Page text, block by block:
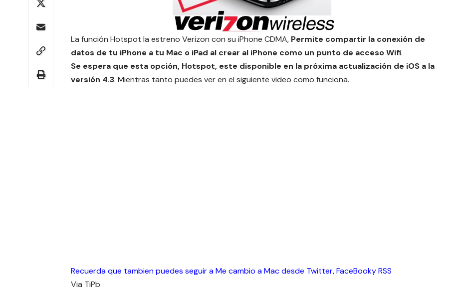
La función Hotspot la estreno Verizon con su iPhone CDMA, Permite compartir la conexión de
datos de tu iPhone a tu Mac o iPad al crear al iPhone como un punto de acceso Wifi.
Se espera que esta opción, Hotspot, este disponible en la próxima actualización de iOS a la
versión 4.3. Mientras tanto puedes ver en el siguiente video como funciona.
Recuerda que tambien puedes seguir a Me cambio a Mac desde Twitter,FaceBookyRSS
Via TiPb